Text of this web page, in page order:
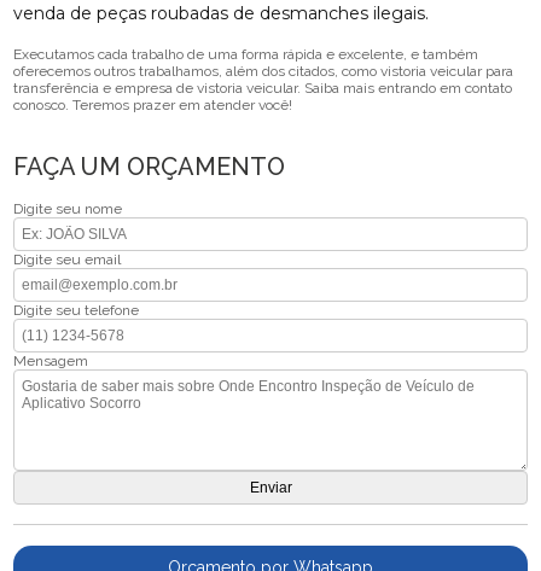
venda de peças roubadas de desmanches ilegais.
Executamos cada trabalho de uma forma rápida e excelente, e também
oferecemos outros trabalhamos, além dos citados, como vistoria veicular para
transferência e empresa de vistoria veicular. Saiba mais entrando em contato
conosco. Teremos prazer em atender você!
FAÇA UM ORÇAMENTO
Digite seu nome
Digite seu email
Digite seu telefone
Mensagem
Orçamento por Whatsapp